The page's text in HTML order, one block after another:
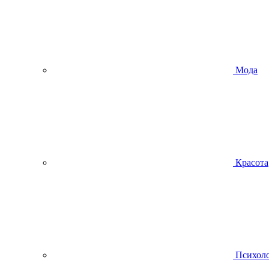
Мода
Красота